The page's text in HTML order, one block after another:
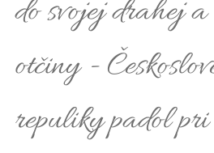
do svojej drahej a
otčiny -
repuliky padol